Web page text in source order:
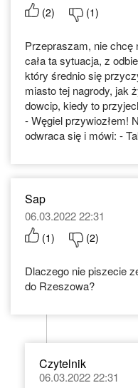
(2) (1)
Przepraszam, nie chcę
cała ta sytuacja, z
który średnio się
miasto tej nagrody, jak
dowcip, kiedy to
- Węgiel przywiozłem!
odwraca się i mówi: -
Sap
06.03.2022 22:31
(1) (2)
Dlaczego nie piszecie
do Rzeszowa?
Czytelnik
06.03.2022 22:31